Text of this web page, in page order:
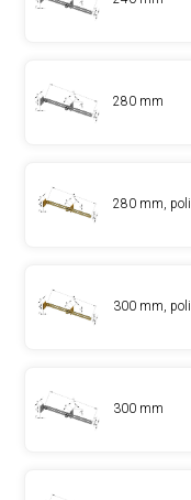
280 mm
280 mm, poli
300 mm, poli
300 mm